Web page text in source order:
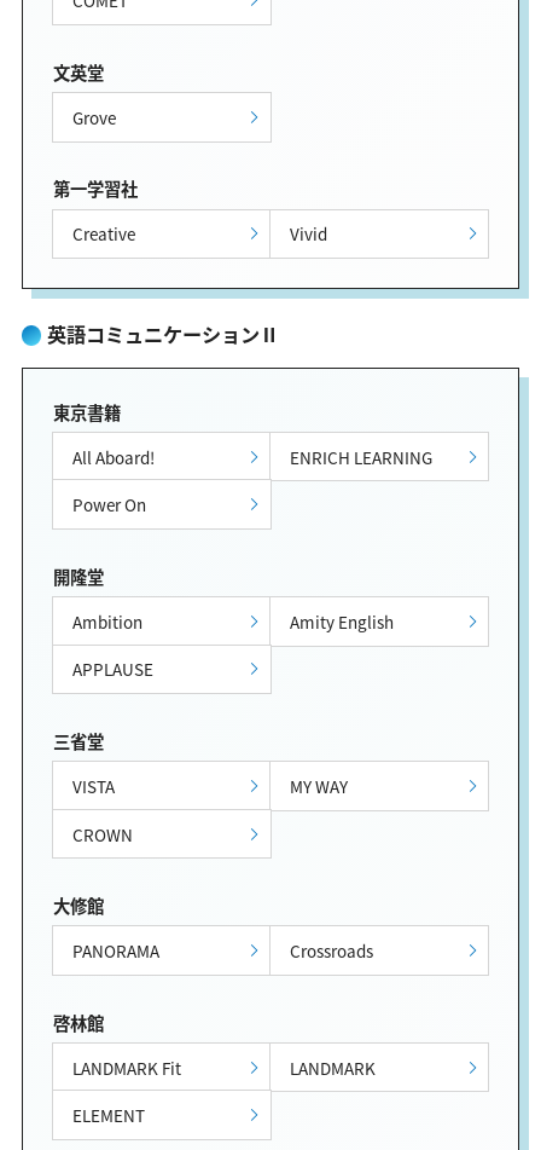
文英堂
Grove
第一学習社
Creative Vivid
英語コミュニケーションⅡ
東京書籍
All Aboard!
ENRICH LEARNING
Power On
開隆堂
Ambition
Amity English
APPLAUSE
三省堂
VISTA
MY WAY
CROWN
大修館
PANORAMA Crossroads
啓林館
LANDMARK Fit
LANDMARK
ELEMENT